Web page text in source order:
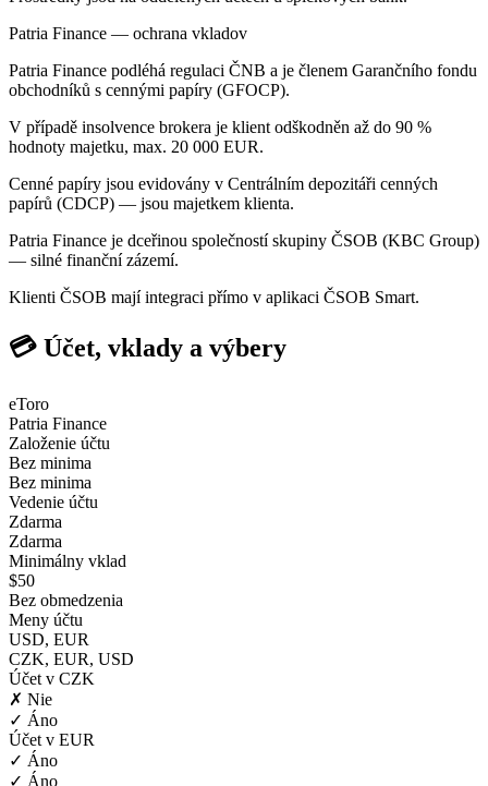
Patria Finance — ochrana vkladov
Patria Finance podléhá regulaci ČNB a je členem Garančního fondu
obchodníků s cennými papíry (GFOCP).
V případě insolvence brokera je klient odškodněn až do 90 %
hodnoty majetku, max. 20 000 EUR.
Cenné papíry jsou evidovány v Centrálním depozitáři cenných
papírů (CDCP) — jsou majetkem klienta.
Patria Finance je dceřinou společností skupiny ČSOB (KBC Group)
— silné finanční zázemí.
Klienti ČSOB mají integraci přímo v aplikaci ČSOB Smart.
💳 Účet, vklady a výbery
eToro
Patria Finance
Založenie účtu
Bez minima
Bez minima
Vedenie účtu
Zdarma
Zdarma
Minimálny vklad
$50
Bez obmedzenia
Meny účtu
USD, EUR
CZK, EUR, USD
Účet v CZK
✗ Nie
✓ Áno
Účet v EUR
✓ Áno
✓ Áno